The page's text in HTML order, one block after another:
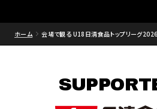
ホーム 会場で観る U18日清食品トップリーグ